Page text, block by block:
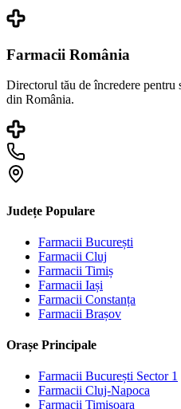
Farmacii România
Directorul tău de încredere
din România.
Județe Populare
Farmacii București
Farmacii Cluj
Farmacii Timiș
Farmacii Iași
Farmacii Constanța
Farmacii Brașov
Orașe Principale
Farmacii București Sector 1
Farmacii Cluj-Napoca
Farmacii Timișoara